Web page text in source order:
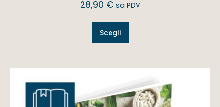
28,90 € sa PDV
Scegli